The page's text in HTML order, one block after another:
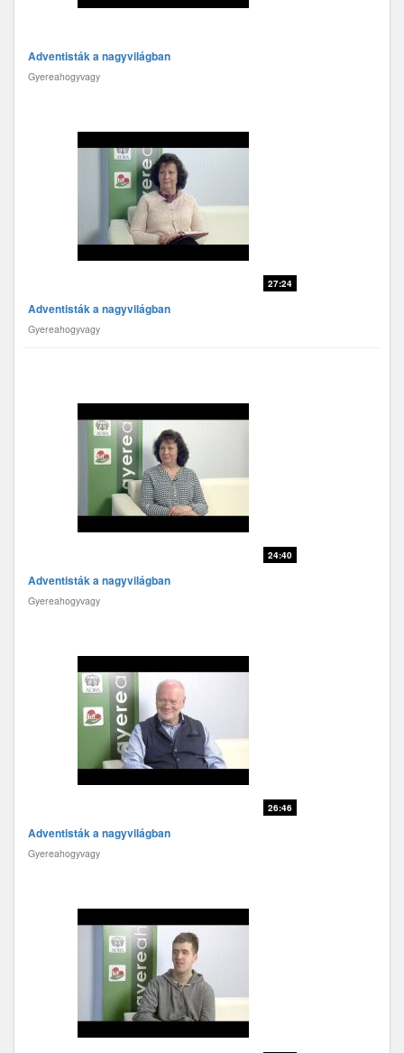
Adventisták a nagyvilágban
Gyereahogyvagy
27:24
Adventisták a nagyvilágban
Gyereahogyvagy
24:40
Adventisták a nagyvilágban
Gyereahogyvagy
26:46
Adventisták a nagyvilágban
Gyereahogyvagy